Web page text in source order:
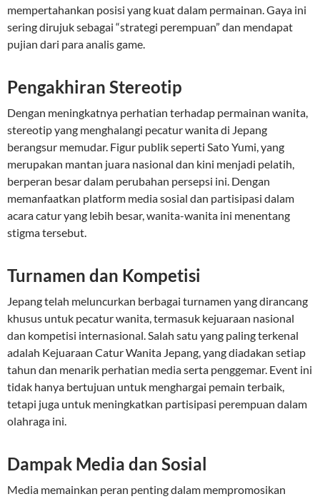
mempertahankan posisi yang kuat dalam permainan. Gaya ini
sering dirujuk sebagai “strategi perempuan” dan mendapat
pujian dari para analis game.
Pengakhiran Stereotip
Dengan meningkatnya perhatian terhadap permainan wanita,
stereotip yang menghalangi pecatur wanita di Jepang
berangsur memudar. Figur publik seperti Sato Yumi, yang
merupakan mantan juara nasional dan kini menjadi pelatih,
berperan besar dalam perubahan persepsi ini. Dengan
memanfaatkan platform media sosial dan partisipasi dalam
acara catur yang lebih besar, wanita-wanita ini menentang
stigma tersebut.
Turnamen dan Kompetisi
Jepang telah meluncurkan berbagai turnamen yang dirancang
khusus untuk pecatur wanita, termasuk kejuaraan nasional
dan kompetisi internasional. Salah satu yang paling terkenal
adalah Kejuaraan Catur Wanita Jepang, yang diadakan setiap
tahun dan menarik perhatian media serta penggemar. Event ini
tidak hanya bertujuan untuk menghargai pemain terbaik,
tetapi juga untuk meningkatkan partisipasi perempuan dalam
olahraga ini.
Dampak Media dan Sosial
Media memainkan peran penting dalam mempromosikan